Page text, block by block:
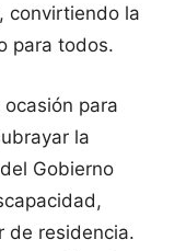
convirtiendo la
para todos.
para
la
Gobierno
de residencia.